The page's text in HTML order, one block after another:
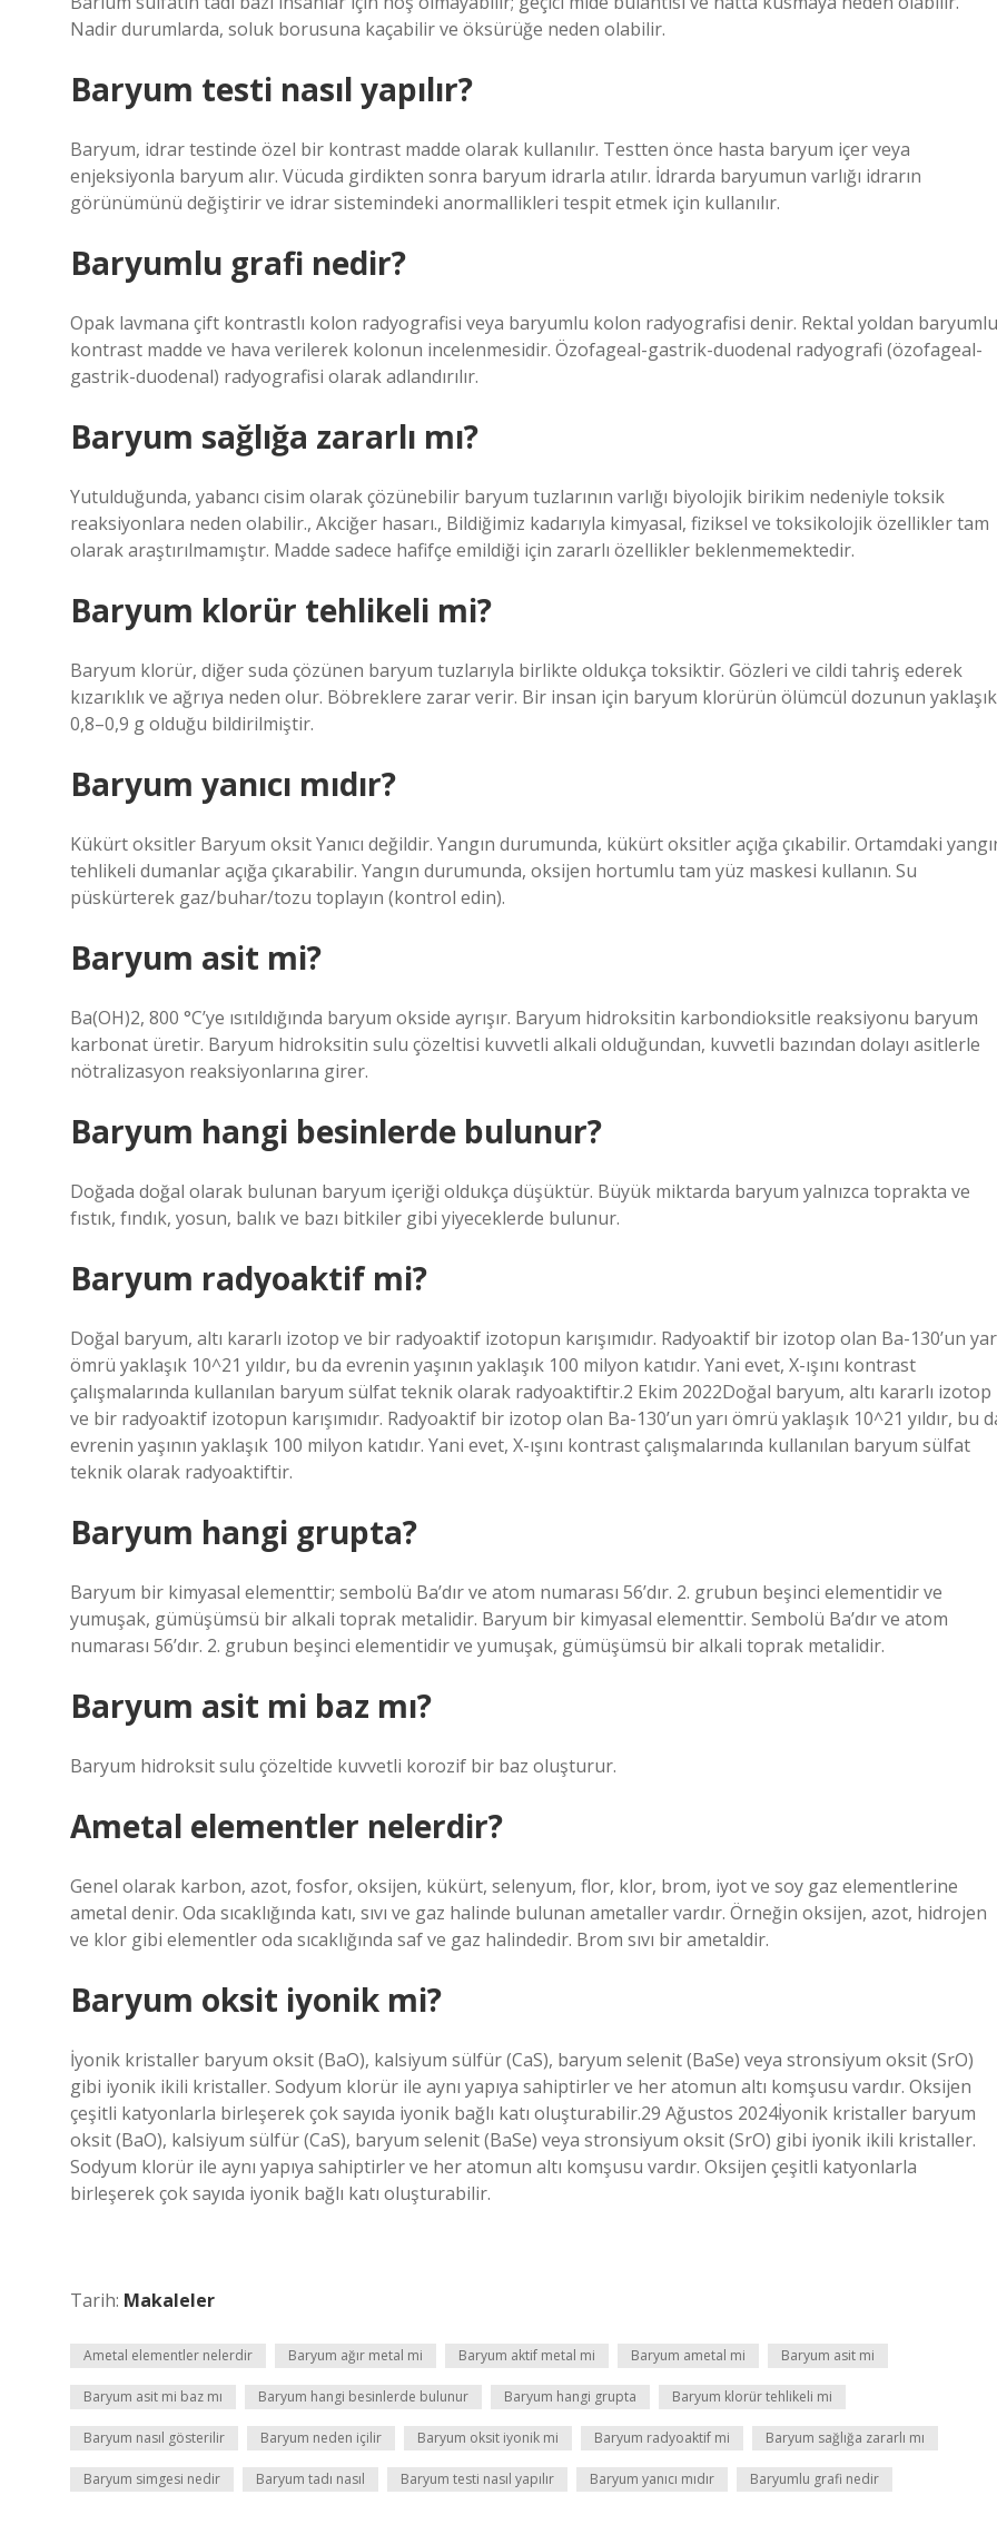
Nadir durumlarda, soluk borusuna kaçabilir ve öksürüğe neden olabilir.
Baryum testi nasıl yapılır?
Baryum, idrar testinde özel bir kontrast madde olarak kullanılır. Testten önce hasta baryum içer veya
enjeksiyonla baryum alır. Vücuda girdikten sonra baryum idrarla atılır. İdrarda baryumun varlığı idrarın
görünümünü değiştirir ve idrar sistemindeki anormallikleri tespit etmek için kullanılır.
Baryumlu grafi nedir?
Opak lavmana çift kontrastlı kolon radyografisi veya baryumlu kolon radyografisi denir. Rektal yoldan baryumlu
kontrast madde ve hava verilerek kolonun incelenmesidir. Özofageal-gastrik-duodenal radyografi (özofageal-
gastrik-duodenal) radyografisi olarak adlandırılır.
Baryum sağlığa zararlı mı?
Yutulduğunda, yabancı cisim olarak çözünebilir baryum tuzlarının varlığı biyolojik birikim nedeniyle toksik
reaksiyonlara neden olabilir., Akciğer hasarı., Bildiğimiz kadarıyla kimyasal, fiziksel ve toksikolojik özellikler tam
olarak araştırılmamıştır. Madde sadece hafifçe emildiği için zararlı özellikler beklenmemektedir.
Baryum klorür tehlikeli mi?
Baryum klorür, diğer suda çözünen baryum tuzlarıyla birlikte oldukça toksiktir. Gözleri ve cildi tahriş ederek
kızarıklık ve ağrıya neden olur. Böbreklere zarar verir. Bir insan için baryum klorürün ölümcül dozunun yaklaşık
0,8–0,9 g olduğu bildirilmiştir.
Baryum yanıcı mıdır?
Kükürt oksitler Baryum oksit Yanıcı değildir. Yangın durumunda, kükürt oksitler açığa çıkabilir. Ortamdaki
tehlikeli dumanlar açığa çıkarabilir. Yangın durumunda, oksijen hortumlu tam yüz maskesi kullanın. Su
püskürterek gaz/buhar/tozu toplayın (kontrol edin).
Baryum asit mi?
Ba(OH)2, 800 °C’ye ısıtıldığında baryum okside ayrışır. Baryum hidroksitin karbondioksitle reaksiyonu baryum
karbonat üretir. Baryum hidroksitin sulu çözeltisi kuvvetli alkali olduğundan, kuvvetli bazından dolayı asitlerle
nötralizasyon reaksiyonlarına girer.
Baryum hangi besinlerde bulunur?
Doğada doğal olarak bulunan baryum içeriği oldukça düşüktür. Büyük miktarda baryum yalnızca toprakta ve
fıstık, fındık, yosun, balık ve bazı bitkiler gibi yiyeceklerde bulunur.
Baryum radyoaktif mi?
Doğal baryum, altı kararlı izotop ve bir radyoaktif izotopun karışımıdır. Radyoaktif bir izotop olan Ba-130’un
ömrü yaklaşık 10^21 yıldır, bu da evrenin yaşının yaklaşık 100 milyon katıdır. Yani evet, X-ışını kontrast
çalışmalarında kullanılan baryum sülfat teknik olarak radyoaktiftir.2 Ekim 2022Doğal baryum, altı kararlı izotop
ve bir radyoaktif izotopun karışımıdır. Radyoaktif bir izotop olan Ba-130’un yarı ömrü yaklaşık 10^21 yıldır, bu
evrenin yaşının yaklaşık 100 milyon katıdır. Yani evet, X-ışını kontrast çalışmalarında kullanılan baryum sülfat
teknik olarak radyoaktiftir.
Baryum hangi grupta?
Baryum bir kimyasal elementtir; sembolü Ba’dır ve atom numarası 56’dır. 2. grubun beşinci elementidir ve
yumuşak, gümüşümsü bir alkali toprak metalidir. Baryum bir kimyasal elementtir. Sembolü Ba’dır ve atom
numarası 56’dır. 2. grubun beşinci elementidir ve yumuşak, gümüşümsü bir alkali toprak metalidir.
Baryum asit mi baz mı?
Baryum hidroksit sulu çözeltide kuvvetli korozif bir baz oluşturur.
Ametal elementler nelerdir?
Genel olarak karbon, azot, fosfor, oksijen, kükürt, selenyum, flor, klor, brom, iyot ve soy gaz elementlerine
ametal denir. Oda sıcaklığında katı, sıvı ve gaz halinde bulunan ametaller vardır. Örneğin oksijen, azot, hidrojen
ve klor gibi elementler oda sıcaklığında saf ve gaz halindedir. Brom sıvı bir ametaldir.
Baryum oksit iyonik mi?
İyonik kristaller baryum oksit (BaO), kalsiyum sülfür (CaS), baryum selenit (BaSe) veya stronsiyum oksit (SrO)
gibi iyonik ikili kristaller. Sodyum klorür ile aynı yapıya sahiptirler ve her atomun altı komşusu vardır. Oksijen
çeşitli katyonlarla birleşerek çok sayıda iyonik bağlı katı oluşturabilir.29 Ağustos 2024İyonik kristaller baryum
oksit (BaO), kalsiyum sülfür (CaS), baryum selenit (BaSe) veya stronsiyum oksit (SrO) gibi iyonik ikili kristaller.
Sodyum klorür ile aynı yapıya sahiptirler ve her atomun altı komşusu vardır. Oksijen çeşitli katyonlarla
birleşerek çok sayıda iyonik bağlı katı oluşturabilir.
Tarih: Makaleler
Ametal elementler nelerdir Baryum ağır metal mi Baryum aktif metal mi Baryum ametal mi Baryum asit mi
Baryum asit mi baz mı Baryum hangi besinlerde bulunur Baryum hangi grupta Baryum klorür tehlikeli mi
Baryum nasıl gösterilir Baryum neden içilir Baryum oksit iyonik mi Baryum radyoaktif mi Baryum sağlığa zararlı mı
Baryum simgesi nedir Baryum tadı nasıl Baryum testi nasıl yapılır Baryum yanıcı mıdır Baryumlu grafi nedir